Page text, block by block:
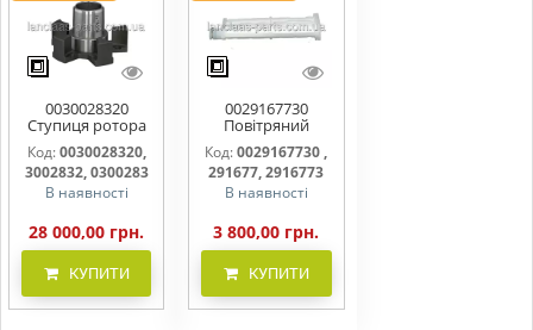
0030028320
Ступиця ротора
CLAAS
Код:0030028320,
3002832, 0300283
В наявності
28 000,00 грн.
КУПИТИ
0029167730
Повітряний
фільтр бака
(фільтр AdBlue)
Код: 0029167730 ,
291677, 2916773
В наявності
3 800,00 грн.
КУПИТИ